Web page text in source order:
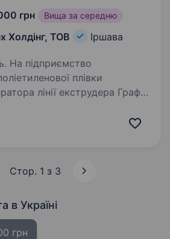
грн Вища за середню
Холдінг, ТОВ Іршава
плівки
лінії екструдера Графік
Стор. 1 з 3
в Україні
грн